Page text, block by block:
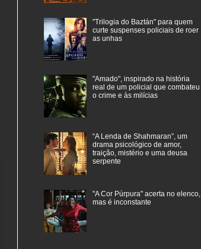
"Trilogia do Baztán" para quem
curte suspenses policiais de roer
as unhas
"Amado", inspirado na história
real de um policial que combateu
o crime e às milícias
“A Lenda de Shahmaran”, um
drama psicológico de amor,
traição, mistério e uma deusa
serpente
"A Cor Púrpura" acerta no elenco,
mas é inconstante